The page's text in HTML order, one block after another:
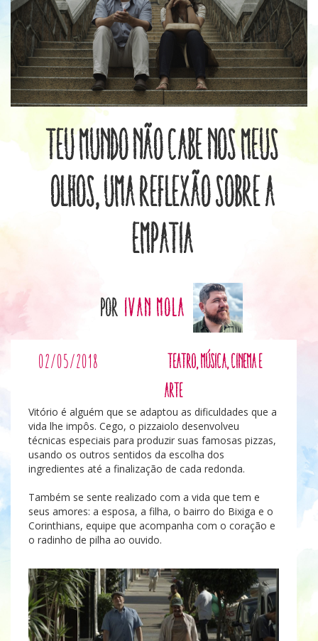
Teu Mundo Não Cabe Nos Meus
Olhos, uma reflexão sobre a
empatia
por Ivan Mola
02/05/2018
Teatro, música, cinema e
arte
Vitório é alguém que se adaptou as dificuldades que a
vida lhe impôs. Cego, o pizzaiolo desenvolveu
técnicas especiais para produzir suas famosas pizzas,
usando os outros sentidos da escolha dos
ingredientes até a finalização de cada redonda.
Também se sente realizado com a vida que tem e
seus amores: a esposa, a filha, o bairro do Bixiga e o
Corinthians, equipe que acompanha com o coração e
o radinho de pilha ao ouvido.